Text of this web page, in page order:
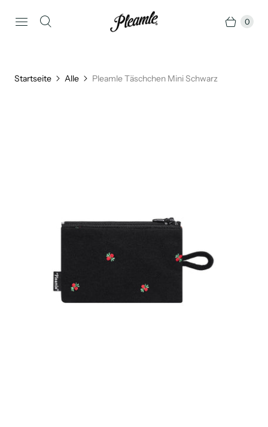
0
Startseite Alle Pleamle Täschchen Mini Schwarz